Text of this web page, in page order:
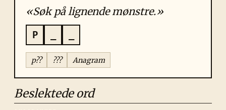
«Søk på lignende mønstre.»
P
p?? ??? Anagram
Beslektede ord